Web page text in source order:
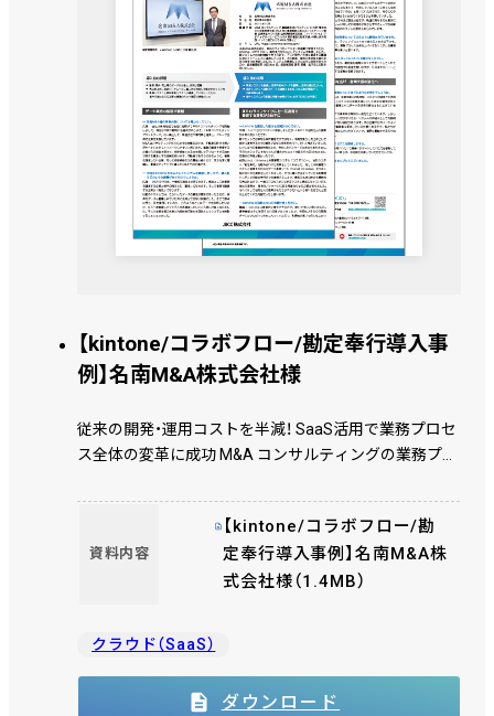
【kintone/コラボフロー/勘定奉行導入事
例】名南M&A株式会社様
従来の開発・運用コストを半減！ SaaS活用で業務プロセ
ス全体の変革に成功 M&A コンサルティングの業務プロ
報を集約、一元化管理しデータ活用へ
資料内容
【kintone/コラボフロー/勘
定奉行導入事例】名南M&A株
式会社様（1.4MB）
クラウド（SaaS）
ダウンロード